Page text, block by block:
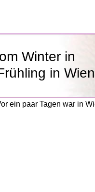
ein paar Tagen war in
Winter in
in Wien